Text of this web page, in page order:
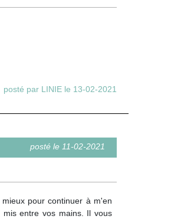
posté par LINIE le 13-02-2021
posté le 11-02-2021
pour continuer à m'en
entre vos mains. Il vous